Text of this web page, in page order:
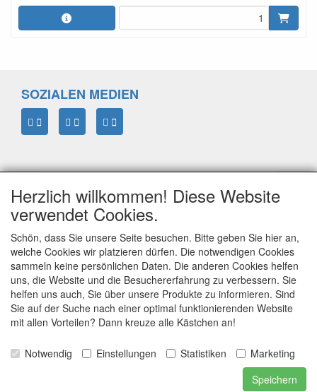
SOZIALEN MEDIEN
ELTIM
Eenrummerweg 5
9961PC Mensingeweer, Netherlands
info@eltim.eu
Herzlich willkommen! Diese Website
verwendet Cookies.
Schön, dass Sie unsere Seite besuchen. Bitte geben Sie hier an,
welche Cookies wir platzieren dürfen. Die notwendigen Cookies
sammeln keine persönlichen Daten. Die anderen Cookies helfen
uns, die Website und die Besuchererfahrung zu verbessern. Sie
helfen uns auch, Sie über unsere Produkte zu informieren. Sind
Sie auf der Suche nach einer optimal funktionierenden Website
mit allen Vorteilen? Dann kreuze alle Kästchen an!
Notwendig Einstellungen Statistiken
Marketing
Speichern